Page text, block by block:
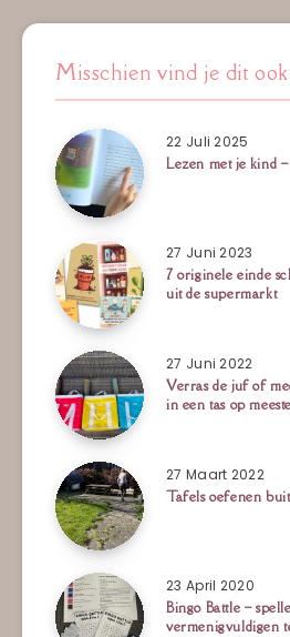
Misschien vind je dit
22 Juli 2025
Lezen met je kind
27 Juni 2023
7 originele einde
uit de supermarkt
27 Juni 2022
Verras de juf of
in een tas op
27 Maart 2022
Tafels oefenen
23 April 2020
Bingo Battle –
vermenigvuldigen